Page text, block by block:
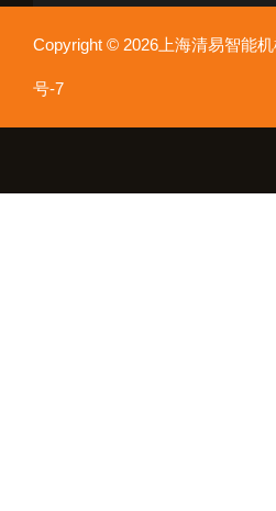
Copyright © 2026上海清易智能
号-7